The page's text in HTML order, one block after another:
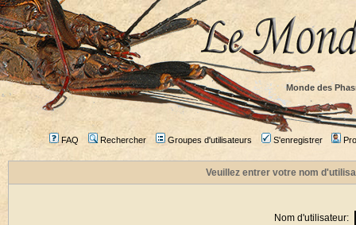
Monde des
FAQ Rechercher Groupes d'utilisateurs S'enregistrer
Veuillez entrer votre nom
Nom d'utilisateur: